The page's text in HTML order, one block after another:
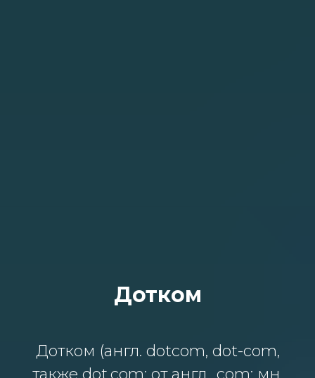
Дотком
Дотком (англ. dotcom, dot-com,
также dot.com; от англ. .com; мн.